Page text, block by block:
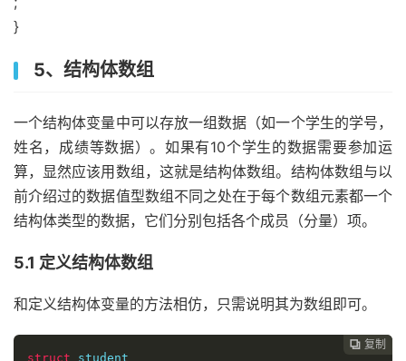
}
5、结构体数组
一个结构体变量中可以存放一组数据（如一个学生的学号，
姓名，成绩等数据）。如果有10个学生的数据需要参加运
算，显然应该用数组，这就是结构体数组。结构体数组与以
前介绍过的数据值型数组不同之处在于每个数组元素都一个
结构体类型的数据，它们分别包括各个成员（分量）项。
5.1 定义结构体数组
和定义结构体变量的方法相仿，只需说明其为数组即可。
 复制
struct